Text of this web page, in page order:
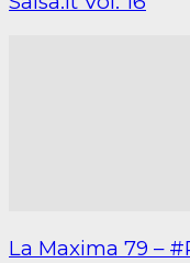
La Maxima 79 –